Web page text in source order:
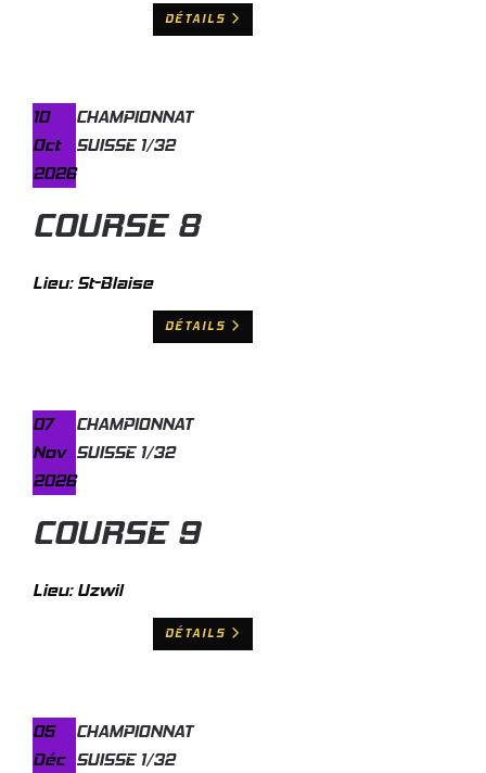
DÉTAILS
10
Oct
2026
CHAMPIONNAT
SUISSE 1/32
COURSE 8
Lieu:St-Blaise
DÉTAILS
07
Nov
2026
CHAMPIONNAT
SUISSE 1/32
COURSE 9
Lieu:Uzwil
DÉTAILS
05
Déc
CHAMPIONNAT
SUISSE 1/32